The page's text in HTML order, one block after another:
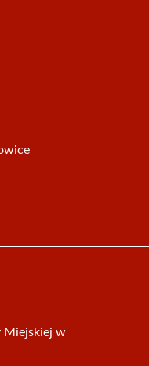
Miejskiej w